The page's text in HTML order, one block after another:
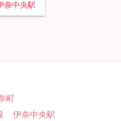
奈中央駅
町
伊奈中央駅